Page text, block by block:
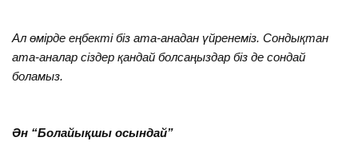
Ал өмірде еңбекті біз ата-анадан үйренеміз. Сондықтан
ата-аналар сіздер қандай болсаңыздар біз де сондай
боламыз.
Ән “Болайықшы осындай”